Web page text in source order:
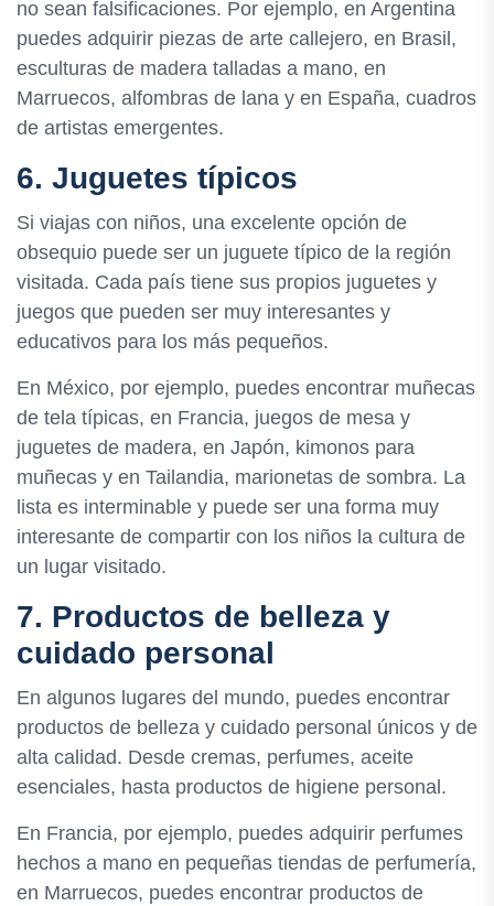
no sean falsificaciones. Por ejemplo, en Argentina
puedes adquirir piezas de arte callejero, en Brasil,
esculturas de madera talladas a mano, en
Marruecos, alfombras de lana y en España, cuadros
de artistas emergentes.
6. Juguetes típicos
Si viajas con niños, una excelente opción de
obsequio puede ser un juguete típico de la región
visitada. Cada país tiene sus propios juguetes y
juegos que pueden ser muy interesantes y
educativos para los más pequeños.
En México, por ejemplo, puedes encontrar muñecas
de tela típicas, en Francia, juegos de mesa y
juguetes de madera, en Japón, kimonos para
muñecas y en Tailandia, marionetas de sombra. La
lista es interminable y puede ser una forma muy
interesante de compartir con los niños la cultura de
un lugar visitado.
7. Productos de belleza y
cuidado personal
En algunos lugares del mundo, puedes encontrar
productos de belleza y cuidado personal únicos y de
alta calidad. Desde cremas, perfumes, aceite
esenciales, hasta productos de higiene personal.
En Francia, por ejemplo, puedes adquirir perfumes
hechos a mano en pequeñas tiendas de perfumería,
en Marruecos, puedes encontrar productos de